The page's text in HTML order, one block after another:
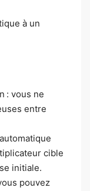
à un
: vous ne
entre
cible
initiale.
pouvez